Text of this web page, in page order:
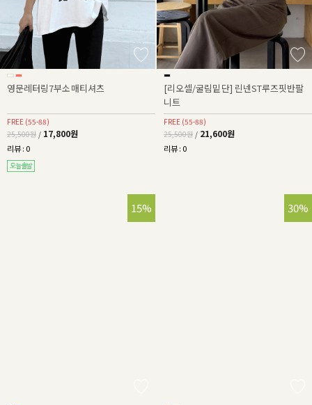
영문레터링7부소매티셔츠
FREE (55-88)
25,500원 / 17,800원
리뷰 : 0
[리오셀/굴림밑단] 린넨ST루즈핏반팔
니트
FREE (55-88)
25,500원 / 21,600원
리뷰 : 0
15% 30%